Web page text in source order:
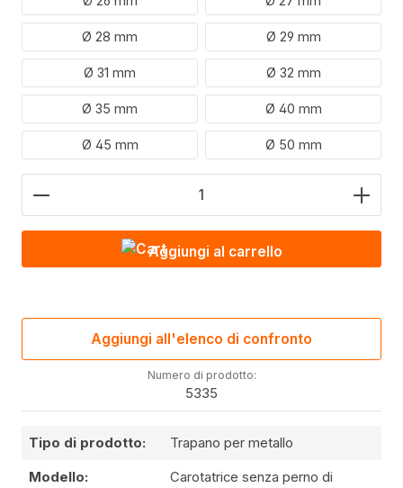
Ø 28 mm Ø 29 mm
Ø 31 mm Ø 32 mm
Ø 35 mm Ø 40 mm
Ø 45 mm Ø 50 mm
Quantità del prodotto: inserire il valore
Aggiungi al carrello
Aggiungi all'elenco di confronto
Numero di prodotto:
5335
Tipo di prodotto: Trapano per metallo
Modello:
Carotatrice senza perno di